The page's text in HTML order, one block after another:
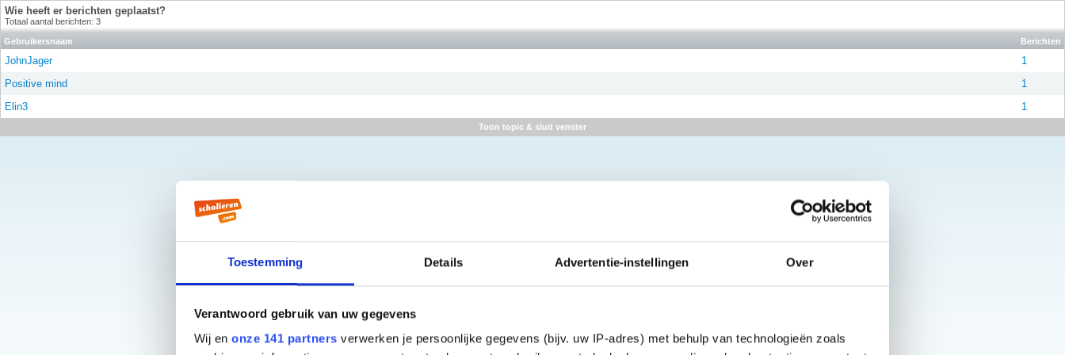
Toestemming Details Advertentie-instellingen Over
Verantwoord gebruik van uw gegevens
Wij en onze 141 partners verwerken je persoonlijke gegevens (bijv. uw IP-adres) met behulp van technologieën zoals
Wie heeft er berichten geplaatst?
Totaal aantal berichten: 3
Gebruikersnaam Berichten
JohnJager
1
Positive mind
1
Elin3
1
Toon topic & sluit venster